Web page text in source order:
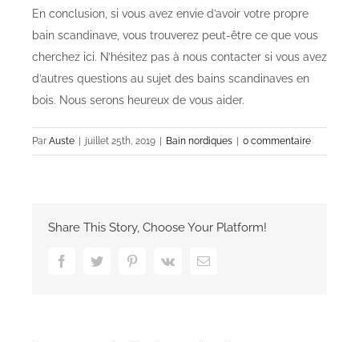
En conclusion, si vous avez envie d’avoir votre propre
bain scandinave, vous trouverez peut-être ce que vous
cherchez ici. N’hésitez pas à nous contacter si vous avez
d’autres questions au sujet des bains scandinaves en
bois. Nous serons heureux de vous aider.
Par Auste juillet 25th, 2019 Bain nordiques 0 commentaire
Share This Story, Choose Your Platform!
FacebookTwitter PinterestVk Email